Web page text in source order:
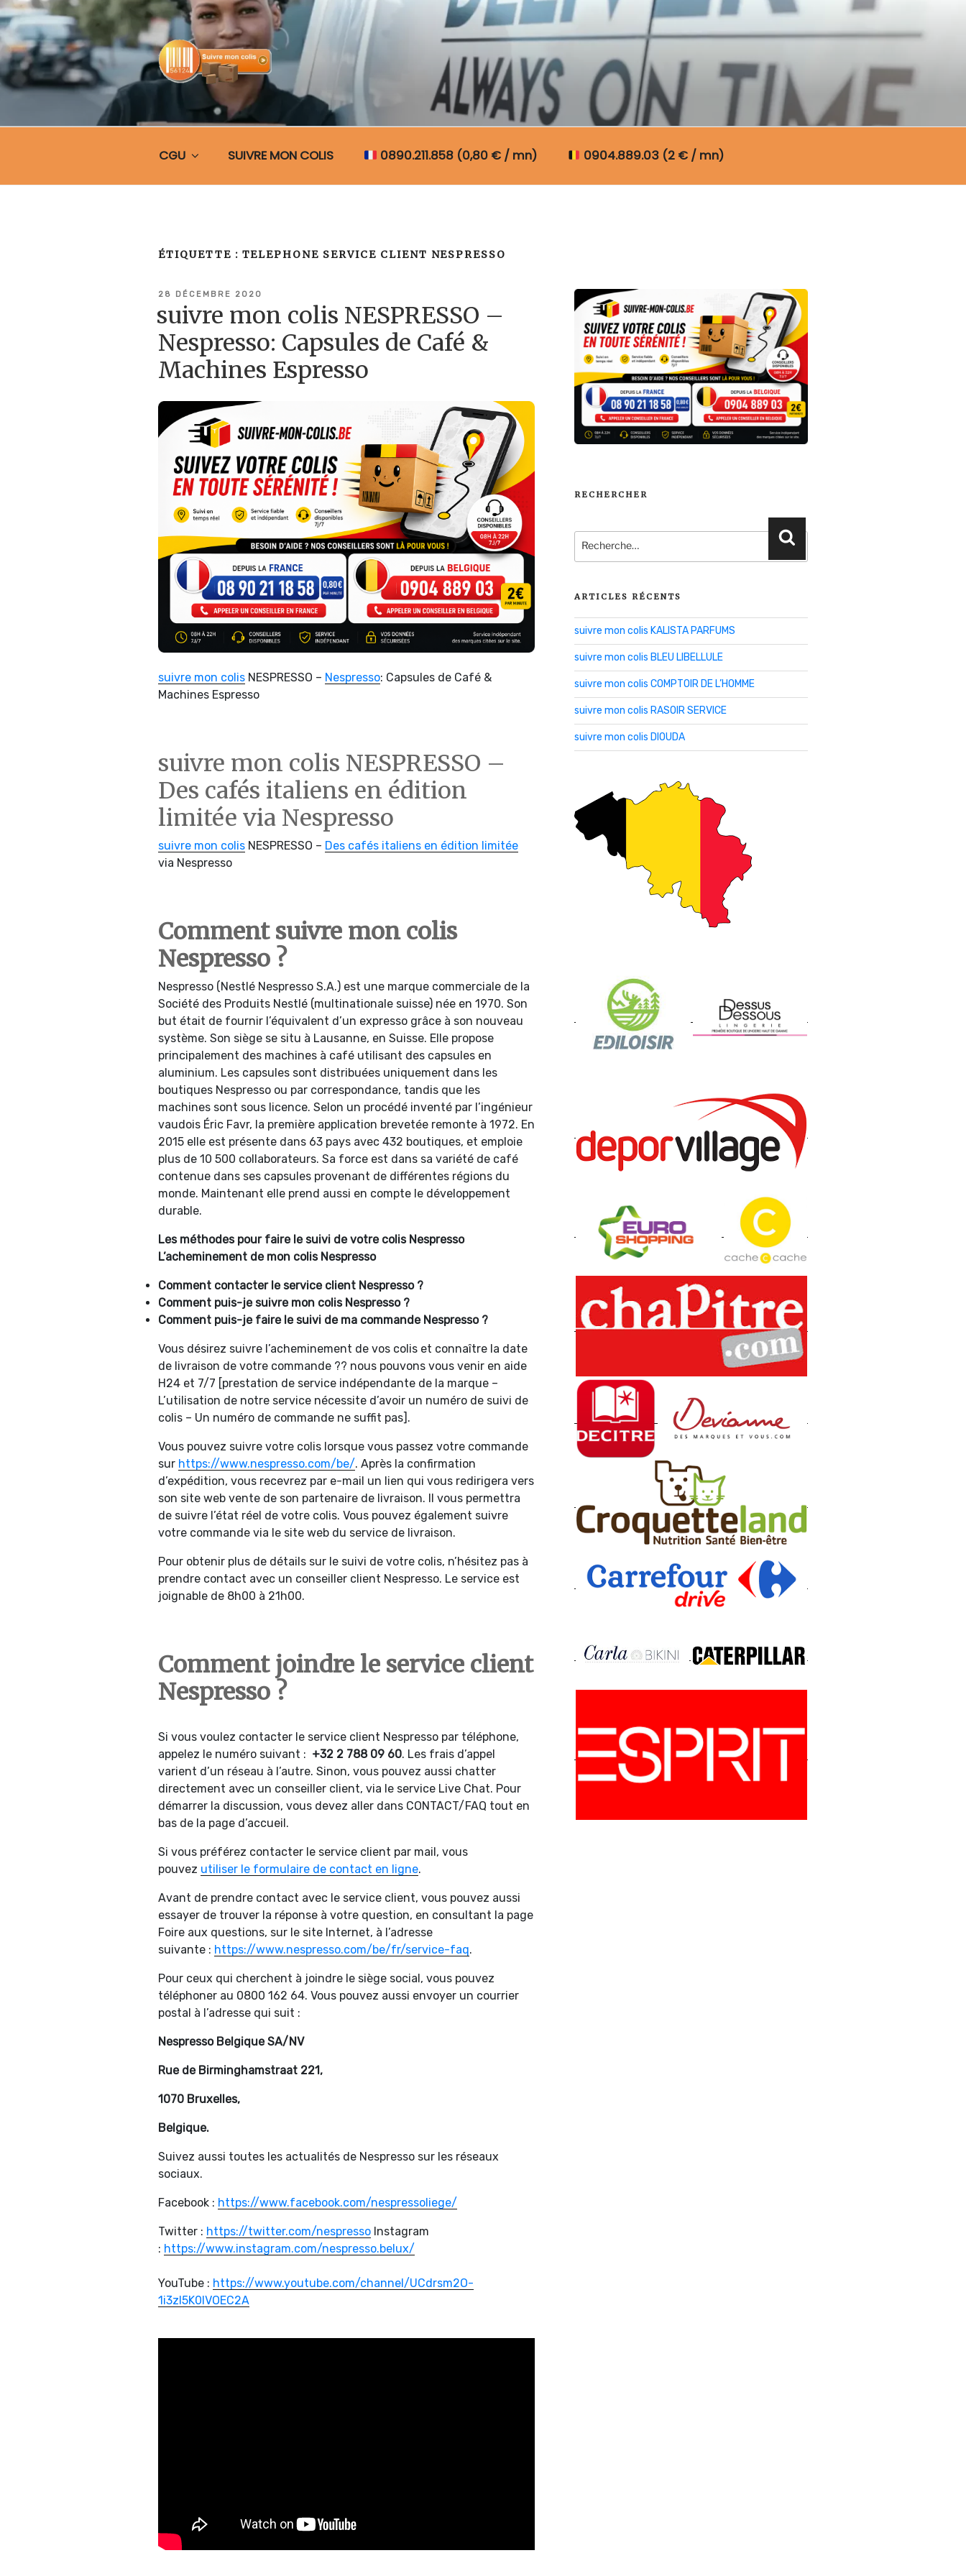
Aller
au
contenu
principal
SUIVRE MON COLIS BELGIQUE
CGU SUIVRE MON COLIS 0890.211.858 (0,80 € / mn) 0904.889.03 (2 € / mn)
ÉTIQUETTE : TELEPHONE SERVICE CLIENT NESPRESSO
PUBLIÉ
28 DÉCEMBRE 2020
suivre mon colis NESPRESSO –
Nespresso: Capsules de Café &
Machines Espresso
suivre mon colis NESPRESSO – Nespresso: Capsules de Café &
Machines Espresso
suivre mon colis NESPRESSO –
Des cafés italiens en édition
limitée via Nespresso
suivre mon colis NESPRESSO – Des cafés italiens en édition limitée
via Nespresso
Comment suivre mon colis
Nespresso ?
Nespresso (Nestlé Nespresso S.A.) est une marque commerciale de la
Société des Produits Nestlé (multinationale suisse) née en 1970. Son
but était de fournir l’équivalent d’un expresso grâce à son nouveau
système. Son siège se situ à Lausanne, en Suisse. Elle propose
principalement des machines à café utilisant des capsules en
aluminium. Les capsules sont distribuées uniquement dans les
boutiques Nespresso ou par correspondance, tandis que les
machines sont sous licence. Selon un procédé inventé par l’ingénieur
vaudois Éric Favr, la première application brevetée remonte à 1972. En
2015 elle est présente dans 63 pays avec 432 boutiques, et emploie
plus de 10 500 collaborateurs. Sa force est dans sa variété de café
contenue dans ses capsules provenant de différentes régions du
monde. Maintenant elle prend aussi en compte le développement
durable.
Les méthodes pour faire le suivi de votre colis Nespresso
L’acheminement de mon colis Nespresso
Comment contacter le service client Nespresso ?
Comment puis-je suivre mon colis Nespresso ?
Comment puis-je faire le suivi de ma commande Nespresso ?
Vous désirez suivre l’acheminement de vos colis et connaître la date
de livraison de votre commande ?? nous pouvons vous venir en aide
H24 et 7/7 [prestation de service indépendante de la marque –
L’utilisation de notre service nécessite d’avoir un numéro de suivi de
colis – Un numéro de commande ne suffit pas].
Vous pouvez suivre votre colis lorsque vous passez votre commande
sur https://www.nespresso.com/be/. Après la confirmation
d’expédition, vous recevrez par e-mail un lien qui vous redirigera vers
son site web vente de son partenaire de livraison. Il vous permettra
de suivre l’état réel de votre colis. Vous pouvez également suivre
votre commande via le site web du service de livraison.
Pour obtenir plus de détails sur le suivi de votre colis, n’hésitez pas à
prendre contact avec un conseiller client Nespresso. Le service est
joignable de 8h00 à 21h00.
Comment joindre le service client
Nespresso ?
Si vous voulez contacter le service client Nespresso par téléphone,
appelez le numéro suivant : +32 2 788 09 60. Les frais d’appel
varient d’un réseau à l’autre. Sinon, vous pouvez aussi chatter
directement avec un conseiller client, via le service Live Chat. Pour
démarrer la discussion, vous devez aller dans CONTACT/FAQ tout en
bas de la page d’accueil.
Si vous préférez contacter le service client par mail, vous
pouvez utiliser le formulaire de contact en ligne.
Avant de prendre contact avec le service client, vous pouvez aussi
essayer de trouver la réponse à votre question, en consultant la page
Foire aux questions, sur le site Internet, à l’adresse
suivante : https://www.nespresso.com/be/fr/service-faq.
Pour ceux qui cherchent à joindre le siège social, vous pouvez
téléphoner au 0800 162 64. Vous pouvez aussi envoyer un courrier
postal à l’adresse qui suit :
Nespresso Belgique SA/NV
Rue de Birminghamstraat 221,
1070 Bruxelles,
Belgique.
Suivez aussi toutes les actualités de Nespresso sur les réseaux
sociaux.
Facebook : https://www.facebook.com/nespressoliege/
Twitter : https://twitter.com/nespresso Instagram
: https://www.instagram.com/nespresso.belux/
YouTube : https://www.youtube.com/channel/UCdrsm2O-
1i3zl5K0lVOEC2A
RECHERCHER
pour
:
Recherche
ARTICLES RÉCENTS
suivre mon colis KALISTA PARFUMS
suivre mon colis BLEU LIBELLULE
suivre mon colis COMPTOIR DE L’HOMME
suivre mon colis RASOIR SERVICE
suivre mon colis DIOUDA